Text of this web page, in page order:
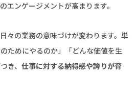
エンゲージメントが高まります。
々の業務の意味づけが変わります。単
ためにやるのか」「どんな価値を生
き、 仕事に対する納得感や誇りが育